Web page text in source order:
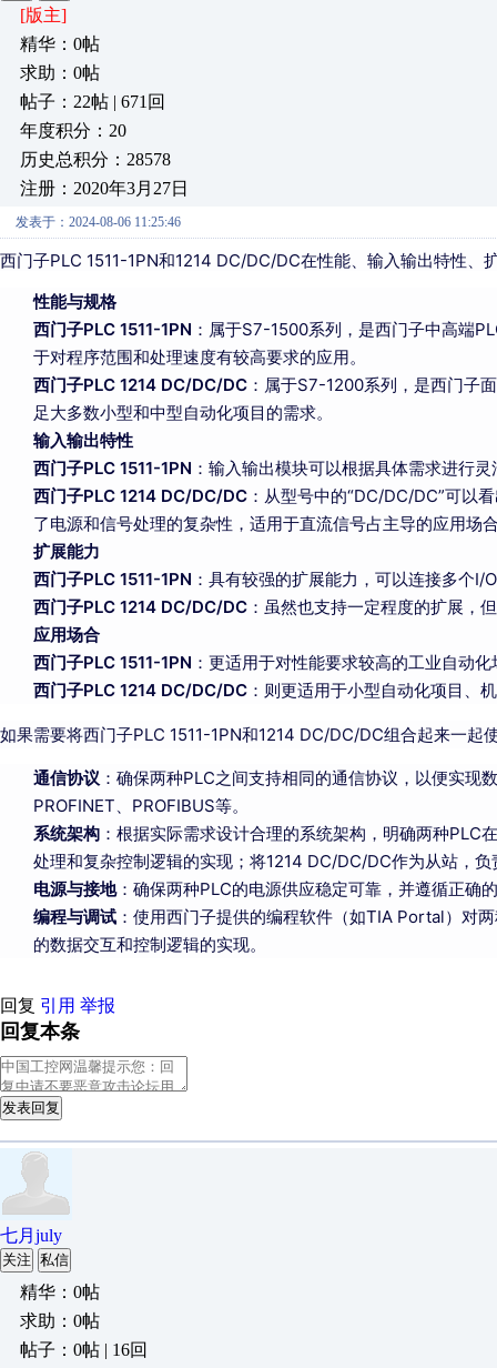
[版主]
精华：0帖
求助：0帖
帖子：22帖 | 671回
年度积分：20
历史总积分：28578
注册：2020年3月27日
发表于：2024-08-06 11:25:46
西门子PLC 1511-1PN和1214 DC/DC/DC在性能、输入输出特性、
性能与规格
西门子PLC 1511-1PN ：属于S7-1500系列，是西门子中高端
于对程序范围和处理速度有较高要求的应用。
西门子PLC 1214 DC/DC/DC ：属于S7-1200系列，是西门子
足大多数小型和中型自动化项目的需求。
输入输出特性
西门子PLC 1511-1PN ：输入输出模块可以根据具体需求进行
西门子PLC 1214 DC/DC/DC ：从型号中的“DC/DC/DC”可以
了电源和信号处理的复杂性，适用于直流信号占主导的应用场
扩展能力
西门子PLC 1511-1PN ：具有较强的扩展能力，可以连接多个
西门子PLC 1214 DC/DC/DC ：虽然也支持一定程度的扩展，
应用场合
西门子PLC 1511-1PN ：更适用于对性能要求较高的工业自动
西门子PLC 1214 DC/DC/DC ：则更适用于小型自动化项目、
如果需要将西门子PLC 1511-1PN和1214 DC/DC/DC组合起来一起
通信协议 ：确保两种PLC之间支持相同的通信协议，以便实
PROFINET、PROFIBUS等。
系统架构 ：根据实际需求设计合理的系统架构，明确两种PLC
处理和复杂控制逻辑的实现；将1214 DC/DC/DC作为从站，
电源与接地：确保两种PLC的电源供应稳定可靠，并遵循正确
编程与调试 ：使用西门子提供的编程软件（如TIA Portal）对
的数据交互和控制逻辑的实现。
回复 引用 举报
回复本条
发表回复
七月july
关注 私信
精华：0帖
求助：0帖
帖子：0帖 | 16回